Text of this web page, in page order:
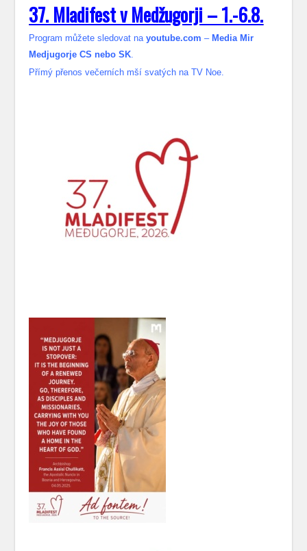
37. Mladifest v Medžugorji – 1.-6.8.
Program můžete sledovat nayoutube.com – Media Mir
Medjugorje CS nebo SK.
Přímý přenos večerních mší svatých na TV Noe.